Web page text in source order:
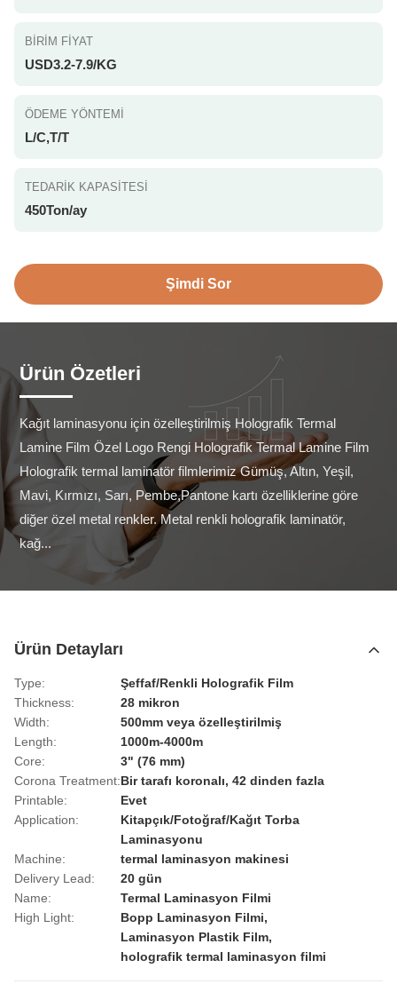
BIRIM FIYAT
USD3.2-7.9/KG
ÖDEME YÖNTEMI
L/C,T/T
TEDARIK KAPASITESI
450Ton/ay
Şimdi Sor
Ürün Özetleri
Kağıt laminasyonu için özelleştirilmiş Holografik Termal
Lamine Film Özel Logo Rengi Holografik Termal Lamine Film
Holografik termal laminatör filmlerimiz Gümüş, Altın, Yeşil,
Mavi, Kırmızı, Sarı, Pembe,Pantone kartı özelliklerine göre
diğer özel metal renkler. Metal renkli holografik laminatör,
kağ...
Ürün Detayları
Type:
Şeffaf/Renkli Holografik Film
Thickness:
28 mikron
Width:
500mm veya özelleştirilmiş
Length:
1000m-4000m
Core:
3" (76 mm)
Corona Treatment:Bir tarafı koronalı, 42 dinden fazla
Printable:
Evet
Application:
Kitapçık/Fotoğraf/Kağıt Torba
Laminasyonu
Machine:
termal laminasyon makinesi
Delivery Lead:
20 gün
Name:
Termal Laminasyon Filmi
High Light:
Bopp Laminasyon Filmi,
Laminasyon Plastik Film,
holografik termal laminasyon filmi